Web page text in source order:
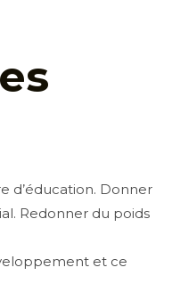
d’éducation. Donner
Redonner du poids
et ce